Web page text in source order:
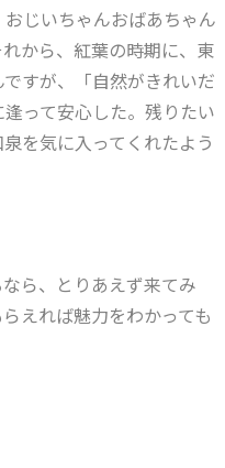
じいちゃんおばあちゃん
から、紅葉の時期に、東
すが、「自然がきれいだ
って安心した。残りたい
を気に入ってくれたよう
ら、とりあえず来てみ
えれば魅力をわかっても